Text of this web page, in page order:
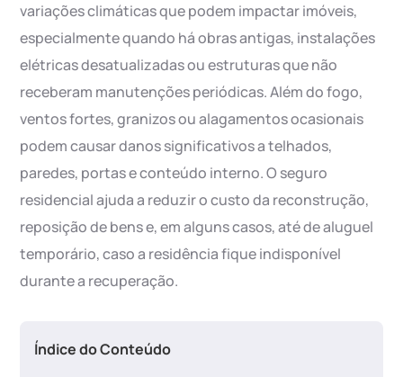
variações climáticas que podem impactar imóveis,
especialmente quando há obras antigas, instalações
elétricas desatualizadas ou estruturas que não
receberam manutenções periódicas. Além do fogo,
ventos fortes, granizos ou alagamentos ocasionais
podem causar danos significativos a telhados,
paredes, portas e conteúdo interno. O seguro
residencial ajuda a reduzir o custo da reconstrução,
reposição de bens e, em alguns casos, até de aluguel
temporário, caso a residência fique indisponível
durante a recuperação.
Índice do Conteúdo